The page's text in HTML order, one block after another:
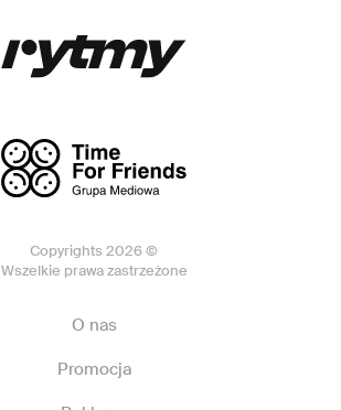
Copyrights 2026 ©
Wszelkie prawa zastrzeżone
O nas
Promocja